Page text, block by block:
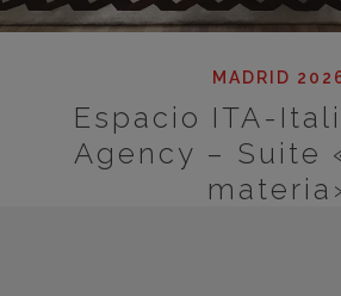
MADRID
Espacio ITA-
Agency – Suite